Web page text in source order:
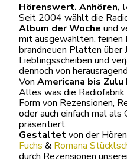
Hörenswert. Anhören,
Seit 2004 wählt die
Album der Woche und
mit ausgewählten, feinen
brandneuen Platten über
Lieblingsscheiben und
dennoch von
Von Americana bis Zulu
Alles was die Radiofabrik
Form von Rezensionen,
oder auch einfach mal als
präsentiert.
Gestaltetvon der
Fuchs & Romana
durch Rezensionen